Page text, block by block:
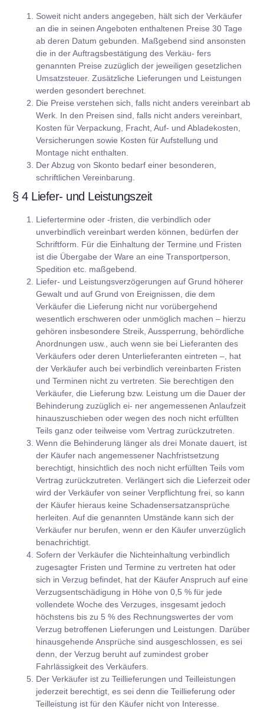
Soweit nicht anders angegeben, hält sich der Verkäufer
an die in seinen Angeboten enthaltenen Preise 30 Tage
ab deren Datum gebunden. Maßgebend sind ansonsten
die in der Auftragsbestätigung des Verkäu- fers
genannten Preise zuzüglich der jeweiligen gesetzlichen
Umsatzsteuer. Zusätzliche Lieferungen und Leistungen
werden gesondert berechnet.
Die Preise verstehen sich, falls nicht anders vereinbart ab
Werk. In den Preisen sind, falls nicht anders vereinbart,
Kosten für Verpackung, Fracht, Auf- und Abladekosten,
Versicherungen sowie Kosten für Aufstellung und
Montage nicht enthalten.
Der Abzug von Skonto bedarf einer besonderen,
schriftlichen Vereinbarung.
§ 4 Liefer- und Leistungszeit
Liefertermine oder -fristen, die verbindlich oder
unverbindlich vereinbart werden können, bedürfen der
Schriftform. Für die Einhaltung der Termine und Fristen
ist die Übergabe der Ware an eine Transportperson,
Spedition etc. maßgebend.
Liefer- und Leistungsverzögerungen auf Grund höherer
Gewalt und auf Grund von Ereignissen, die dem
Verkäufer die Lieferung nicht nur vorübergehend
wesentlich erschweren oder unmöglich machen – hierzu
gehören insbesondere Streik, Aussperrung, behördliche
Anordnungen usw., auch wenn sie bei Lieferanten des
Verkäufers oder deren Unterlieferanten eintreten –, hat
der Verkäufer auch bei verbindlich vereinbarten Fristen
und Terminen nicht zu vertreten. Sie berechtigen den
Verkäufer, die Lieferung bzw. Leistung um die Dauer der
Behinderung zuzüglich ei- ner angemessenen Anlaufzeit
hinauszuschieben oder wegen des noch nicht erfüllten
Teils ganz oder teilweise vom Vertrag zurückzutreten.
Wenn die Behinderung länger als drei Monate dauert, ist
der Käufer nach angemessener Nachfristsetzung
berechtigt, hinsichtlich des noch nicht erfüllten Teils vom
Vertrag zurückzutreten. Verlängert sich die Lieferzeit oder
wird der Verkäufer von seiner Verpflichtung frei, so kann
der Käufer hieraus keine Schadensersatzansprüche
herleiten. Auf die genannten Umstände kann sich der
Verkäufer nur berufen, wenn er den Käufer unverzüglich
benachrichtigt.
Sofern der Verkäufer die Nichteinhaltung verbindlich
zugesagter Fristen und Termine zu vertreten hat oder
sich in Verzug befindet, hat der Käufer Anspruch auf eine
Verzugsentschädigung in Höhe von 0,5 % für jede
vollendete Woche des Verzuges, insgesamt jedoch
höchstens bis zu 5 % des Rechnungswertes der vom
Verzug betroffenen Lieferungen und Leistungen. Darüber
hinausgehende Ansprüche sind ausgeschlossen, es sei
denn, der Verzug beruht auf zumindest grober
Fahrlässigkeit des Verkäufers.
Der Verkäufer ist zu Teillieferungen und Teilleistungen
jederzeit berechtigt, es sei denn die Teillieferung oder
Teilleistung ist für den Käufer nicht von Interesse.